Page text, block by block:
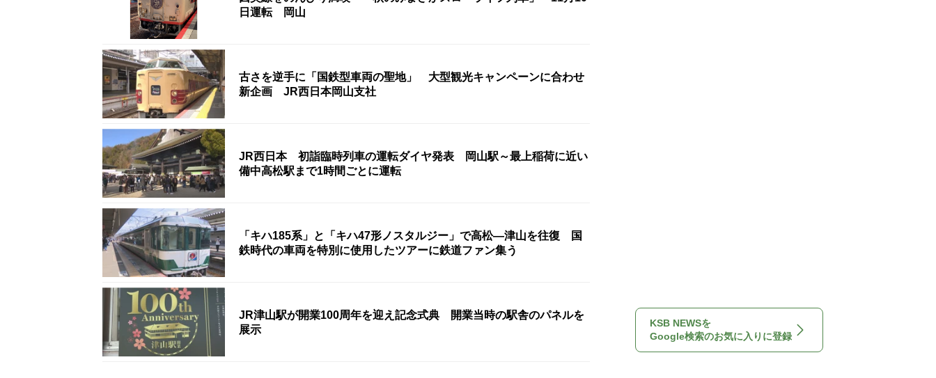
日運転 岡山
古さを逆手に「国鉄型車両の聖地」 大型観光キャンペーンに合わせ
新企画 JR西日本岡山支社
JR西日本 初詣臨時列車の運転ダイヤ発表 岡山駅～最上稲荷に近い
備中高松駅まで1時間ごとに運転
「キハ185系」と「キハ47形ノスタルジー」で高松―津山を往復 国
鉄時代の車両を特別に使用したツアーに鉄道ファン集う
JR津山駅が開業100周年を迎え記念式典 開業当時の駅舎のパネルを
展示
KSB NEWSを
Google検索のお気に入りに登録